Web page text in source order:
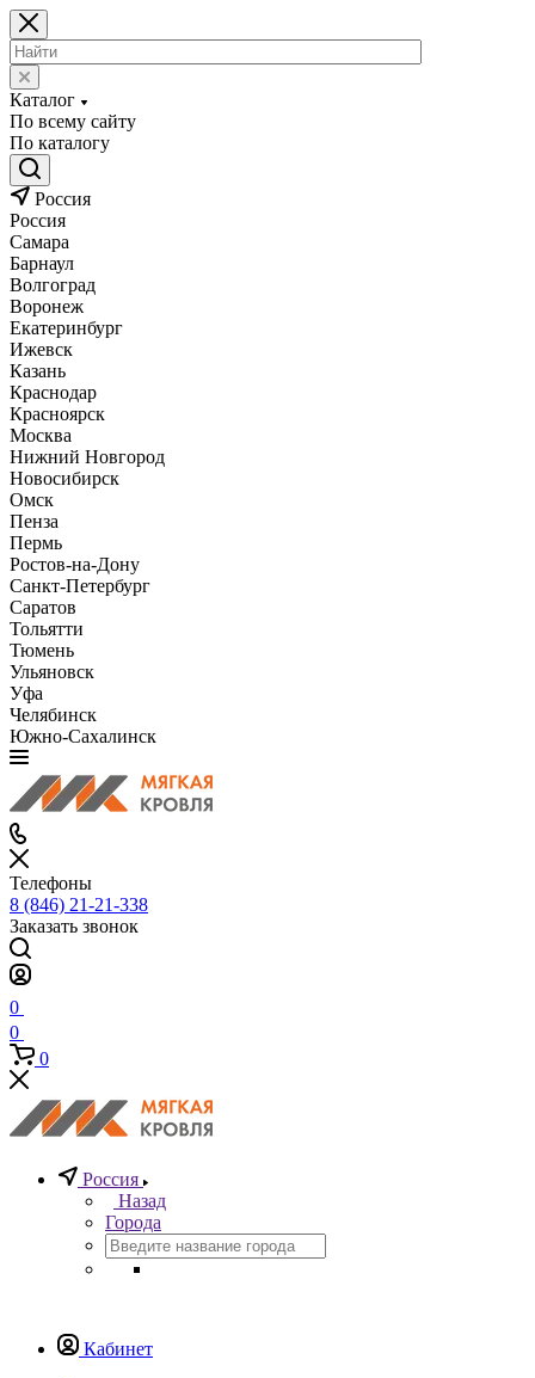
Каталог
По всему сайту
По каталогу
Россия
Россия
Самара
Барнаул
Волгоград
Воронеж
Екатеринбург
Ижевск
Казань
Краснодар
Красноярск
Москва
Нижний Новгород
Новосибирск
Омск
Пенза
Пермь
Ростов-на-Дону
Санкт-Петербург
Саратов
Тольятти
Тюмень
Ульяновск
Уфа
Челябинск
Южно-Сахалинск
Телефоны
8 (846) 21-21-338
Заказать звонок
0
0
0
Россия
Назад
Города
Кабинет